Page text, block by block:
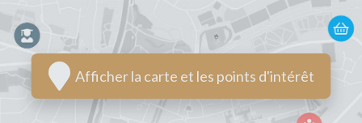
Afficher la carte et les points d'intérêt